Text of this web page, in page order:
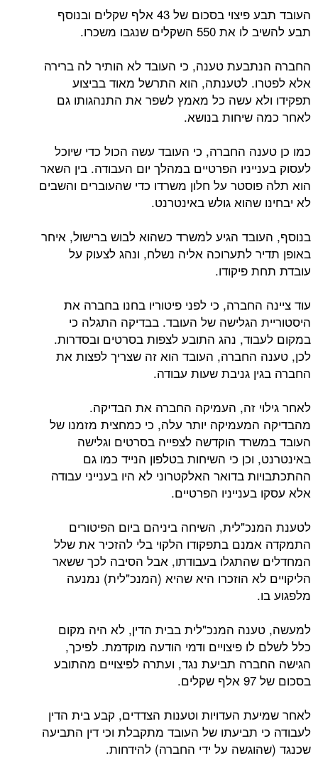
העובד תבע פיצוי בסכום של 43 אלף שקלים ובנוסף
תבע להשיב לו את 550 השקלים שנגבו משכרו.
החברה הנתבעת טענה, כי העובד לא הותיר לה ברירה
אלא לפטרו. לטענתה, הוא התרשל מאוד בביצוע
תפקידו ולא עשה כל מאמץ לשפר את התנהגותו גם
לאחר כמה שיחות בנושא.
כמו כן טענה החברה, כי העובד עשה הכול כדי שיוכל
לעסוק בענייניו הפרטיים במהלך יום העבודה. בין השאר
הוא תלה פוסטר על חלון משרדו כדי שהעוברים והשבים
לא יבחינו שהוא גולש באינטרנט.
בנוסף, העובד הגיע למשרד כשהוא לבוש ברישול, איחר
באופן תדיר לתערוכה אליה נשלח, ונהג לצעוק על
עובדת תחת פיקודו.
עוד ציינה החברה, כי לפני פיטוריו בחנו בחברה את
היסטוריית הגלישה של העובד. בבדיקה התגלה כי
במקום לעבוד, נהג התובע לצפות בסרטים ובסדרות.
לכן, טענה החברה, העובד הוא זה שצריך לפצות את
החברה בגין גניבת שעות עבודה.
לאחר גילוי זה, העמיקה החברה את הבדיקה.
מהבדיקה המעמיקה יותר עלה, כי כמחצית מזמנו של
העובד במשרד הוקדשה לצפייה בסרטים וגלישה
באינטרנט, וכן כי השיחות בטלפון הנייד כמו גם
ההתכתבויות בדואר האלקטרוני לא היו בענייני עבודה
אלא עסקו בענייניו הפרטיים.
לטענת המנכ"לית, השיחה ביניהם ביום הפיטורים
התמקדה אמנם בתפקודו הלקוי בלי להזכיר את שלל
המחדלים שהתגלו בעבודתו, אבל הסיבה לכך ששאר
הליקויים לא הוזכרו היא שהיא (המנכ"לית) נמנעה
מלפגוע בו.
למעשה, טענה המנכ"לית בבית הדין, לא היה מקום
כלל לשלם לו פיצויים ודמי הודעה מוקדמת. לפיכך,
הגישה החברה תביעת נגד, ועתרה לפיצויים מהתובע
בסכום של 97 אלף שקלים.
לאחר שמיעת העדויות וטענות הצדדים, קבע בית הדין
לעבודה כי תביעתו של העובד מתקבלת וכי דין התביעה
שכנגד (שהוגשה על ידי החברה) להידחות.